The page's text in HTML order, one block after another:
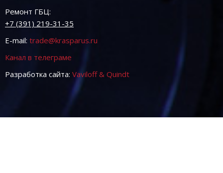
Ремонт ГБЦ:
+7 (391) 219-31-35
E-mail: trade@krasparus.ru
Канал в телеграме
Разработка сайта: Vaviloff & Quindt